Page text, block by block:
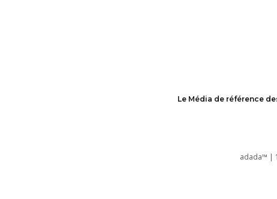
Le Média de référence
adada™ |